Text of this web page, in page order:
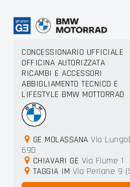
CONCESSIONARIO UFFICIALE
OFFICINA AUTORIZZATA
RICAMBI E ACCESSORI
ABBIGLIAMENTO TECNICO E
LIFESTYLE BMW MOTTORRAD
GE MOLASSANA Via
69D
CHIAVARI GE Via Fiume 1
TAGGIA IM Via Periane 9